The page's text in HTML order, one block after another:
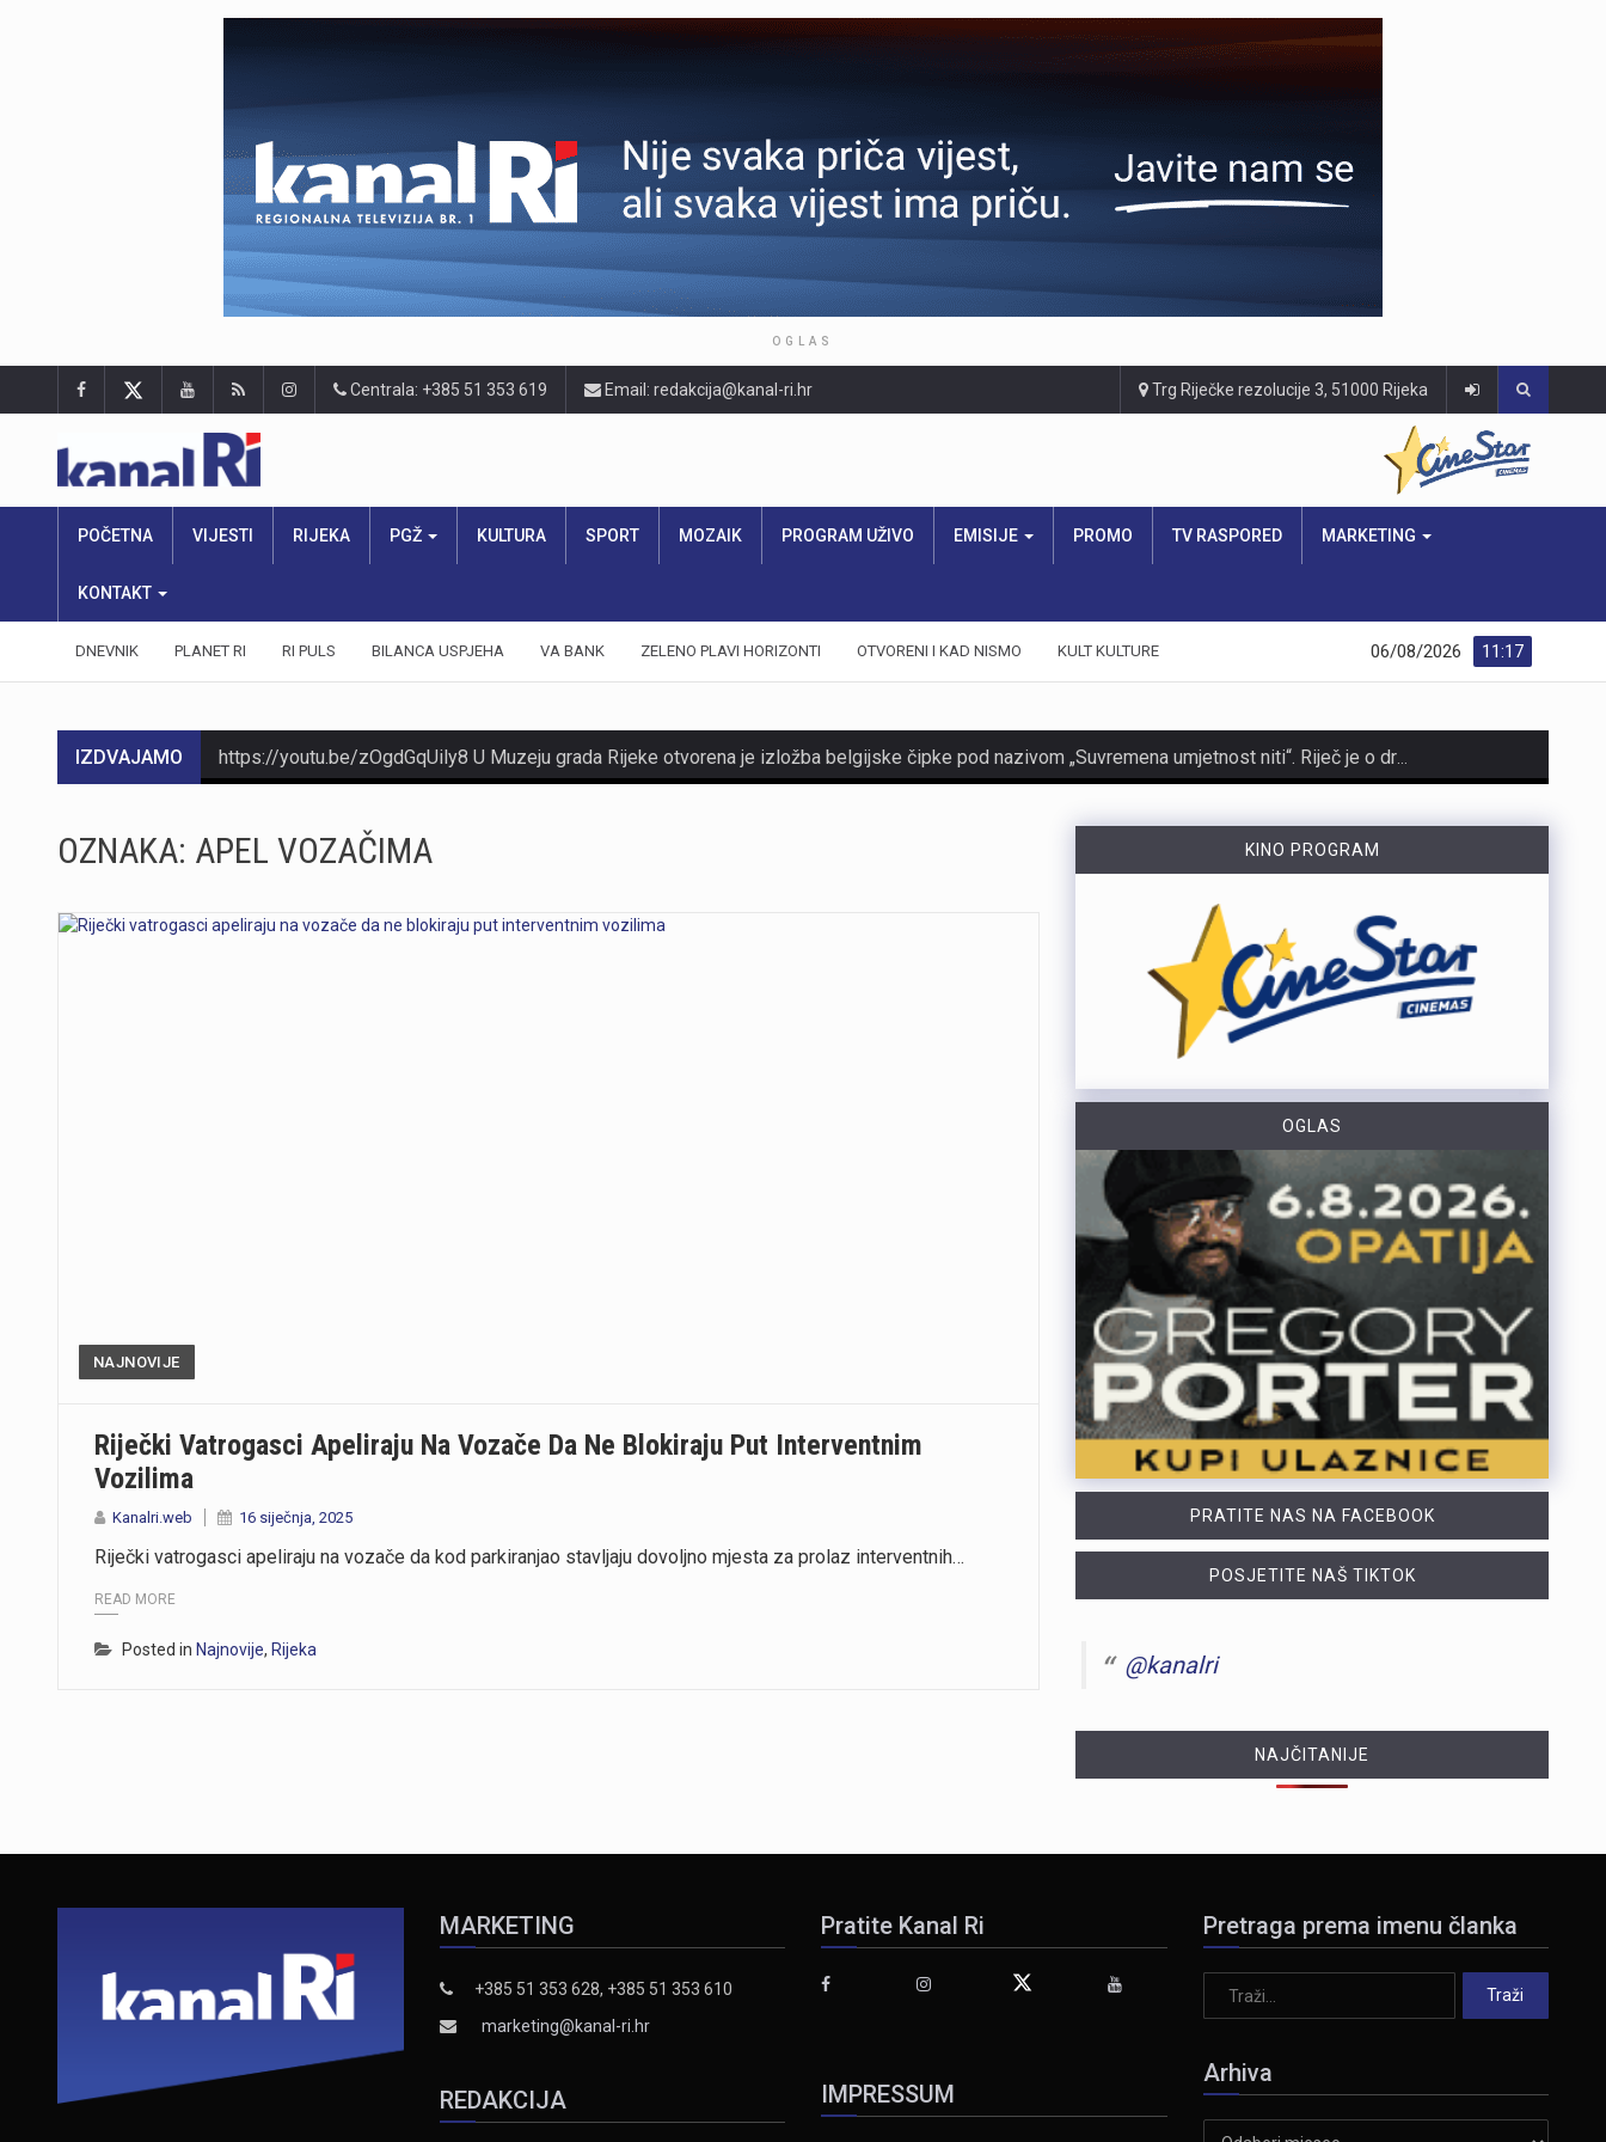
OGLAS
Centrala: +385 51 353 619 Email: redakcija@kanal-ri.hr Trg Riječke rezolucije 3, 51000 Rijeka
POČETNA VIJESTI RIJEKA PGŽ KULTURA SPORT MOZAIK PROGRAM UŽIVO EMISIJE PROMO TV RASPORED MARKETING
KONTAKT
DNEVNIK PLANET RI RI PULS BILANCA USPJEHA VA BANK ZELENO PLAVI HORIZONTI OTVORENI I KAD NISMO KULT KULTURE 11:17
06/08/2026
IZDVAJAMO
https://youtu.be/t_-9LE0PJjw
https://youtu.be/YVbmHv3gA5o U sklopu obilježavanja Dana pobjede i domovinske zahvalnosti te Dana hrvatskih branitelja, na Gatu Karoline Riječke u Rijeci građanima su za razgledavanje otvoreni službeni brodovi državnih tijela. Posjetitelji su mogli obići policijski brod „Marino Jakominić“ i novi carinski brod „Šibenik“ te izbliza upoznati rad posada i tehnologiju na plovilima. Iako je brod Lučke kapetanije bio u luci, nije bio otvoren za razgledavanje, dok najavljeni brod Hrvatske ratne mornarice ove godine nije stigao u Rijeku. Više u videoprilogu:
Otvorene su prijave za šesto izdanje amaterskog stolnoteniskog turnira Pajol Open. Turnir zajednički organiziraju Pajol Beach Bar i Distune Promotion. I ove se godine igra za projekt PingPongParkinson®. To je inicijativa namijenjena osobama oboljelima od Parkinsonove bolesti. Projekt je u New Yorku pokrenuo riječki glazbenik svjetskoga glasa Nenad Bach. Njemu je bolest dijagnosticirana, a nakon redovitog igranja stolnog tenisa primijetio je značajna poboljšanja. Danas u svijetu postoji više od 400 klubova u 30 zemalja. Održavaju se nacionalna i svjetska prvenstva. Sav prihod od kotizacija iznosi 10 eura. Novac je namijenjen za PingPongParkinson® Rijeka. Klub pomaže poboljšanju kvalitete života oboljelih osoba. Turnir je namijenjen isključivo amaterima. Profesionalni igrači i aktivni natjecatelji u klubovima ili ligama ne mogu sudjelovati. Prijaviti se mogu punoljetne osobe (od 18 godina) i strani državljani. Prijave traju do ponedjeljka, 17. kolovoza u 18 sati. Za prijavu je potrebno navesti: Ime i prezime Kontakt mobitel Naziv tima (obavezno samo za parove) Turnir se igra u pojedinačnoj i konkurenciji parova (maksimalno jedna prijava po osobi u obje kategorije), a format (kup ili skupine) ovisit će o broju sudionika. Kvalifikacije: Četvrtak, 20. kolovoza 2026. Završnica: Petak, 21. kolovoza 2026. (od 1. do 4. mjesta)U slučaju lošeg vremena (kiša/vjetar) turnir se…
https://youtu.be/0nSUyQ1tcGw Policijski službenici Policijske postaje Crikvenica spriječili su krijumčarenje stranih državljana koji su nezakonito ušli u Republiku Hrvatsku.Zaustavili su osobno vozilo njemačkih registarskih oznaka kojim je upravljao 61-godišnji njemački državljanin, a koji je strane državljane prevozio do dogovorenog odredišta.Nakon dovršenog kriminalističkog istraživanja, osumnjičeni je uz kaznenu prijavu predan pritvorskom nadzorniku, dok se prema strancima postupa sukladno Zakonu o strancima.
https://youtu.be/k6EMi82gXCo Na putu prema Baški na otoku Krku nalazi se jedan od većih zip lineova u Hrvatskoj, s ukupno osam linija ukupne dužine 2.400 metara. Posjetiteljima nudi avanturu koja traje više od sat i pol, uz brzine do 80 km/h, maksimalnu visinu od 55 metara te najdužu pojedinačnu liniju od 700 metara. Atrakciju posjećuju sve generacije, a službeno je namijenjena osobama od 6 do 76 godina, iako je najstariji gost imao 82 godine. Svi posjetitelji prije spusta prolaze kratku obuku i provjeru opreme. Više u videoprilogu:
OZNAKA: APEL VOZAČIMA
NAJNOVIJE
Riječki Vatrogasci Apeliraju Na Vozače Da Ne Blokiraju Put Interventnim
Vozilima
Kanalri.web 16 siječnja, 2025
Riječki vatrogasci apeliraju na vozače da kod parkiranjao stavljaju dovoljno mjesta za prolaz interventnih…
READ MORE
Posted in Najnovije, Rijeka
KINO PROGRAM
OGLAS
PRATITE NAS NA FACEBOOK
POSJETITE NAŠ TIKTOK
@kanalri
NAJČITANIJE
MARKETING
+385 51 353 628, +385 51 353 610
marketing@kanal-ri.hr
REDAKCIJA
Pratite Kanal Ri
IMPRESSUM
Pretraga prema imenu članka
Arhiva